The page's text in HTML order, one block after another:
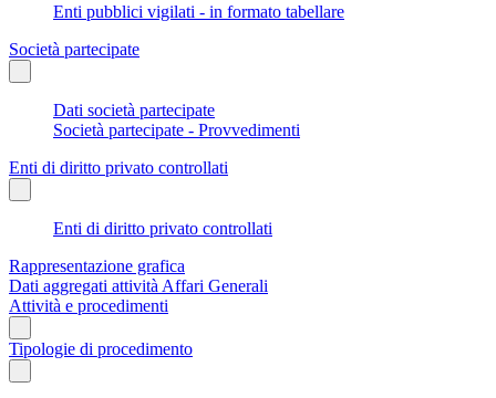
Enti pubblici vigilati - in formato tabellare
Società partecipate
Dati società partecipate
Società partecipate - Provvedimenti
Enti di diritto privato controllati
Enti di diritto privato controllati
Rappresentazione grafica
Dati aggregati attività Affari Generali
Attività e procedimenti
Tipologie di procedimento